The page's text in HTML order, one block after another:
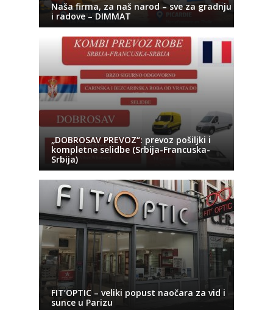
Naša firma, za naš narod – sve za gradnju
i radove – DIMMAT
„DOBROSAV PREVOZ“: prevoz pošiljki i
kompletne selidbe (Srbija-Francuska-
Srbija)
FIT’OPTIC – veliki popust naočara za vid i
sunce u Parizu